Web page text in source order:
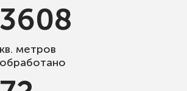
3608
кв. метров
обработано